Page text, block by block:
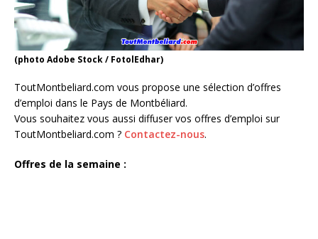
(photo Adobe Stock / FotolEdhar)
ToutMontbeliard.com vous propose une sélection d’offres
d’emploi dans le Pays de Montbéliard.
Vous souhaitez vous aussi diffuser vos offres d’emploi sur
ToutMontbeliard.com ? Contactez-nous.
Offres de la semaine :